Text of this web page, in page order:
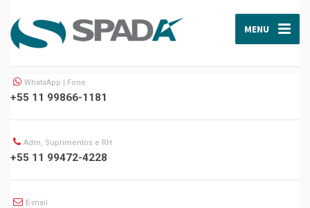
MENU
WhatsApp | Fone
+55 11 99866-1181
Adm, Suprimentos e RH
+55 11 99472-4228
E-mail